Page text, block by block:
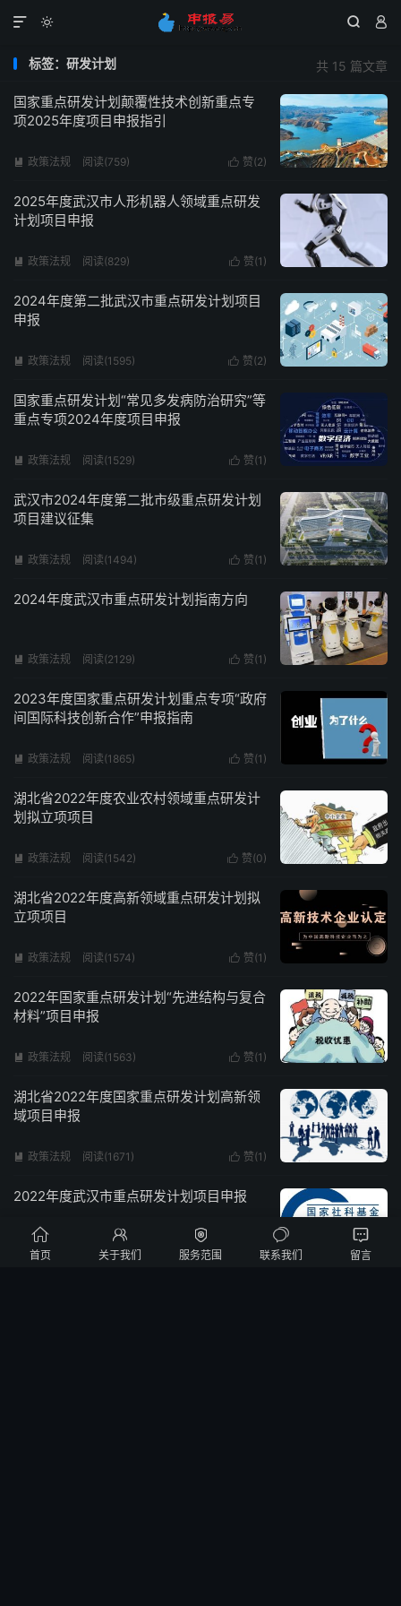
  

共 15 篇文章
标签：研发计划
国家重点研发计划颠覆性技术创新重点专
项2025年度项目申报指引
 赞(2)
 政策法规 阅读(759)
2025年度武汉市人形机器人领域重点研发
计划项目申报
 赞(1 )
 政策法规 阅读(829)
2024年度第二批武汉市重点研发计划项目
申报
 赞(2)
 政策法规 阅读(1595)
国家重点研发计划“常见多发病防治研究”等
重点专项2024年度项目申报
 赞(1 )
 政策法规 阅读(1529)
武汉市2024年度第二批市级重点研发计划
项目建议征集
 赞(1 )
 政策法规 阅读(1494)
2024年度武汉市重点研发计划指南方向
 赞(1 )
 政策法规 阅读(2129)
2023年度国家重点研发计划重点专项“政府
间国际科技创新合作”申报指南
 赞(1 )
 政策法规 阅读(1865)
湖北省2022年度农业农村领域重点研发计
划拟立项项目
 赞(0)
 政策法规 阅读(1542)
湖北省2022年度高新领域重点研发计划拟
立项项目
 赞(1 )
 政策法规 阅读(1574)
2022年国家重点研发计划“先进结构与复合
材料”项目申报
 赞(1 )
 政策法规 阅读(1563)
湖北省2022年度国家重点研发计划高新领
域项目申报
 赞(1 )
 政策法规 阅读(1671)
2022年度武汉市重点研发计划项目申报
1)
政策法规 阅读(1663)

首页

关于我们

服务范围

联系我们

留言